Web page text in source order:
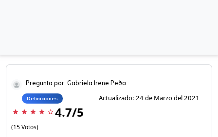
Pregunta por: Gabriela Irene Peða
Definiciones Actualizado: 24 de Marzo del 2021
star star star star star_border 4.7/5
(15 Votos)